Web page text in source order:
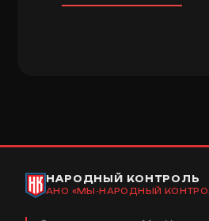
НАРОДНЫЙ КОНТРОЛЬ
АНО «МЫ-НАРОДНЫЙ